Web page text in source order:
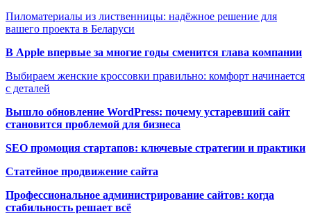
Пиломатериалы из лиственницы: надёжное решение для
вашего проекта в Беларуси
В Apple впервые за многие годы сменится глава компании
Выбираем женские кроссовки правильно: комфорт начинается
с деталей
Вышло обновление WordPress: почему устаревший сайт
становится проблемой для бизнеса
SEO промоция стартапов: ключевые стратегии и практики
Статейное продвижение сайта
Профессиональное администрирование сайтов: когда
стабильность решает всё